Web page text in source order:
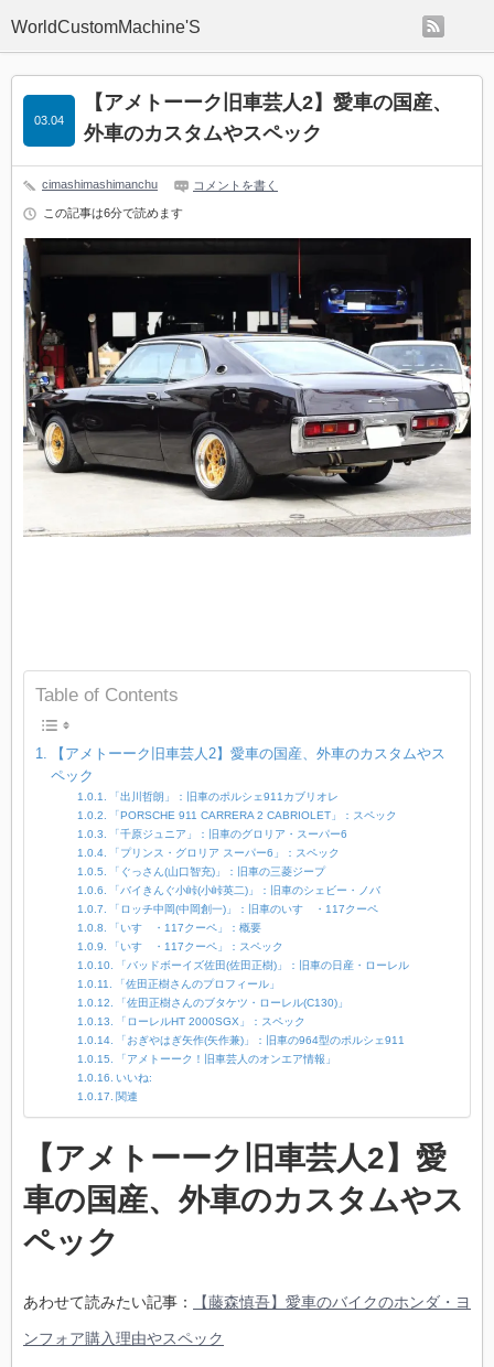
WorldCustomMachine'S
【アメトーーク旧車芸人2】愛車の国産、
外車のカスタムやスペック
03.04
cimashimashimanchu コメントを書く
この記事は6分で読めます
Table of Contents
【アメトーーク旧車芸人2】愛車の国産、外車のカスタムやス
ペック
「出川哲朗」：旧車のポルシェ911カブリオレ
「PORSCHE 911 CARRERA 2 CABRIOLET」：スペック
「千原ジュニア」：旧車のグロリア・スーパー6
「プリンス・グロリア スーパー6」：スペック
「ぐっさん(山口智充)」：旧車の三菱ジープ
「バイきんぐ小峠(小峠英二)」：旧車のシェビー・ノバ
「ロッチ中岡(中岡創一)」：旧車のいすゞ・117クーペ
「いすゞ・117クーペ」：概要
「いすゞ・117クーペ」：スペック
「バッドボーイズ佐田(佐田正樹)」：旧車の日産・ローレル
「佐田正樹さんのプロフィール」
「佐田正樹さんのブタケツ・ローレル(C130)」
「ローレルHT 2000SGX」：スペック
「おぎやはぎ矢作(矢作兼)」：旧車の964型のポルシェ911
「アメトーーク！旧車芸人のオンエア情報」
いいね:
関連
【アメトーーク旧車芸人2】愛
車の国産、外車のカスタムやス
ペック
あわせて読みたい記事： 【藤森慎吾】愛車のバイクのホンダ・ヨ
ンフォア購入理由やスペック